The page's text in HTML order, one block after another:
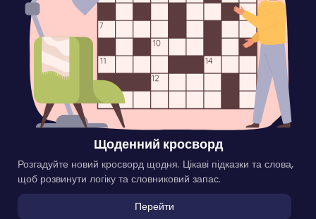
Щоденний кросворд
Розгадуйте новий кросворд щодня. Цікаві підказки та слова,
щоб розвинути логіку та словниковий запас.
Перейти